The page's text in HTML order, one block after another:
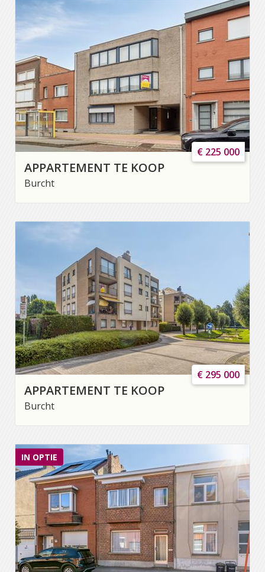
APPARTEMENT TE KOOP
Burcht
€ 225 000
APPARTEMENT TE KOOP
Burcht
€ 295 000
IN OPTIE